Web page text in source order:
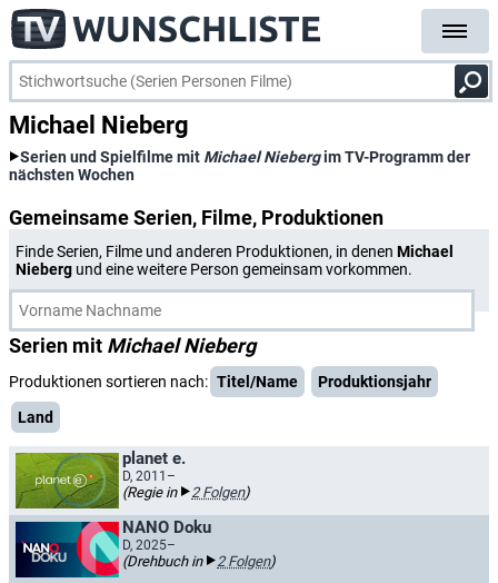
Michael Nieberg
Serien und Spielfilme mit Michael Niebergim TV-Programm der
nächsten Wochen
Gemeinsame Serien, Filme, Produktionen
Finde Serien, Filme und anderen Produktionen, in denen Michael
Nieberg und eine weitere Person gemeinsam vorkommen.
Serien mit Michael Nieberg
Produktionen sortieren nach: Titel/Name
Produktionsjahr
Land
planet e.
D, 2011–
(Regie in 2 Folgen)
NANO Doku
D, 2025–
(Drehbuch in 2 Folgen)